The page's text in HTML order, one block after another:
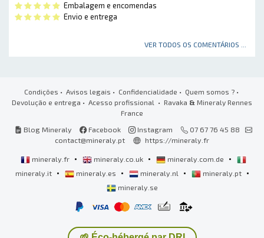
Embalagem e encomendas
Envio e entrega
VER TODOS OS COMENTÁRIOS ...
Condições • Avisos legais • Confidencialidade • Quem somos ?•
Devolução e entrega • Acesso profissional • Ravaka & Mineraly Rennes
France
Blog Mineraly
Facebook Instagram
07 67 76 45 88
contact@mineraly.pt
https://mineraly.fr
mineraly.fr • mineraly.co.uk • mineraly.com.de •
mineraly.it • mineraly.es • mineraly.nl • mineraly.pt •
mineraly.se